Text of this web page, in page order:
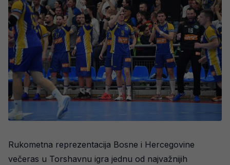
Rukometna reprezentacija Bosne i Hercegovine
večeras u Torshavnu igra jednu od najvažnijih